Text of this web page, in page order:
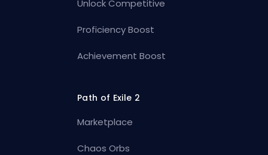
Unlock Competitive
Proficiency Boost
Achievement Boost
Path of Exile 2
Marketplace
Chaos Orbs